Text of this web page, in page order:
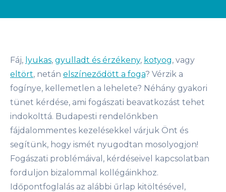
Fáj, lyukas, gyulladt és érzékeny, kotyog, vagy
eltört, netán elszíneződött a foga? Vérzik a
fogínye, kellemetlen a lehelete? Néhány gyakori
tünet kérdése, ami fogászati beavatkozást tehet
indokolttá. Budapesti rendelőnkben
fájdalommentes kezelésekkel várjuk Önt és
segítünk, hogy ismét nyugodtan mosolyogjon!
Fogászati problémáival, kérdéseivel kapcsolatban
forduljon bizalommal kollégáinkhoz.
Időpontfoglalás az alábbi űrlap kitöltésével,